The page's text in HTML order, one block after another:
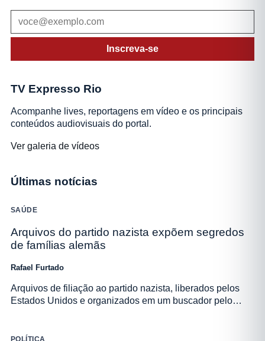
Inscreva-se
TV Expresso Rio
Acompanhe lives, reportagens em vídeo e os principais
conteúdos audiovisuais do portal.
Ver galeria de vídeos
Últimas notícias
SAÚDE
Arquivos do partido nazista expõem segredos
de famílias alemãs
Rafael Furtado
Arquivos de filiação ao partido nazista, liberados pelos
Estados Unidos e organizados em um buscador pelo…
POLÍTICA